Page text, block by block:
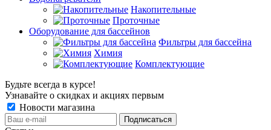
Накопительные
Проточные
Оборудование для бассейнов
Фильтры для бассейна
Химия
Комплектующие
Будьте всегда в курсе!
Узнавайте о скидках и акциях первым
Новости магазина